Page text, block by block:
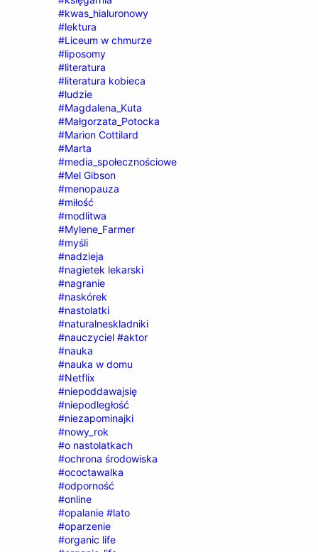
#kwas_hialuronowy
#lektura
#Liceum w chmurze
#liposomy
#literatura
#literatura kobieca
#ludzie
#Magdalena_Kuta
#Małgorzata_Potocka
#Marion Cottilard
#Marta
#media_społecznościowe
#Mel Gibson
#menopauza
#miłość
#modlitwa
#Mylene_Farmer
#myśli
#nadzieja
#nagietek lekarski
#nagranie
#naskórek
#nastolatki
#naturalneskladniki
#nauczyciel #aktor
#nauka
#nauka w domu
#Netflix
#niepoddawajsię
#niepodległość
#niezapominajki
#nowy_rok
#o nastolatkach
#ochrona środowiska
#ococtawalka
#odporność
#online
#opalanie #lato
#oparzenie
#organic life